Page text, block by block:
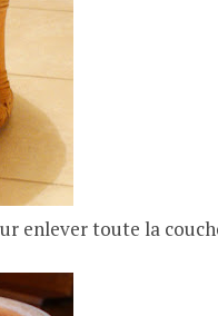
enlever toute la